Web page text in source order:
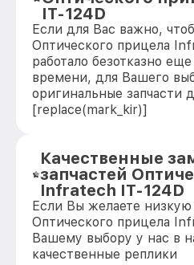
IT-124D
Если для Вас важно,
Оптического прицела
работало безотказно
времени, для Вашего
оригинальные запчасти
[replace(mark_kir)]
Качественные
запчастей
Infratech IT-124D
Если Вы желаете
Оптического прицела
Вашему выбору у нас в
качественные реплики